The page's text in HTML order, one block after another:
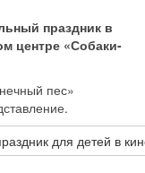
праздник в
центре «Собаки-
пес»
для детей в